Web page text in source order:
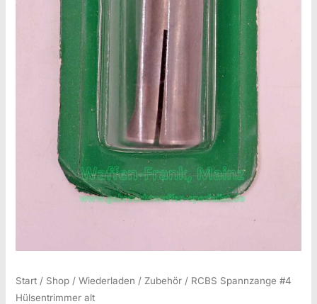
Start / Shop /Wiederladen / Zubehör / RCBS Spannzange #4
Hülsentrimmer alt